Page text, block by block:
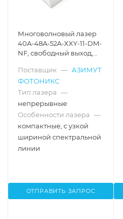
Многоволновый лазер
40A-48A-52A-XXY-11-DM-
NF, свободный выход,
Поставщик — АЗИМУТ
ФОТОНИКС
Тип лазера —
непрерывные
Особенности лазера —
компактные, с узкой
шириной спектральной
линии
ОТПРАВИТЬ ЗАПРОС